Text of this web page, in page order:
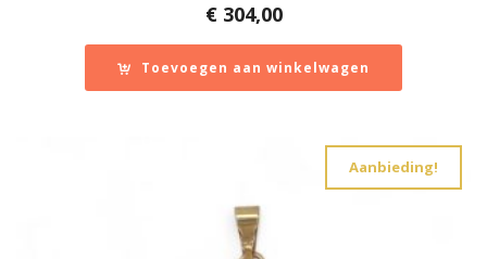
€304,00
Toevoegen aan winkelwagen
Aanbieding!